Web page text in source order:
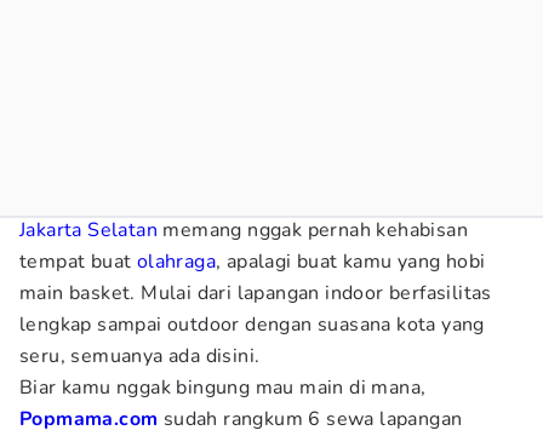
Jakarta Selatan memang nggak pernah kehabisan
tempat buat olahraga, apalagi buat kamu yang hobi
main basket. Mulai dari lapangan indoor berfasilitas
lengkap sampai outdoor dengan suasana kota yang
seru, semuanya ada disini.
Biar kamu nggak bingung mau main di mana,
Popmama.com sudah rangkum 6 sewa lapangan